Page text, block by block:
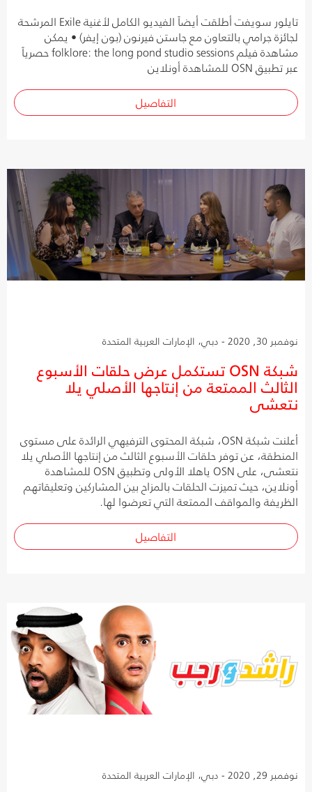
تايلور سويفت أطلقت أيضاً الفيديو الكامل لأغنية Exile المرشحة
لجائزة جرامي بالتعاون مع جاستن فيرنون (بون إيفر) • يمكن
مشاهدة فيلم folklore: the long pond studio sessions حصرياً
عبر تطبيق OSN للمشاهدة أونلاين
التفاصيل
نوفمبر 30, 2020 - دبي، الإمارات العربية المتحدة
شبكة OSN تستكمل عرض حلقات الأسبوع
الثالث الممتعة من إنتاجها الأصلي يلا
نتعشى
أعلنت شبكة OSN، شبكة المحتوى الترفيهي الرائدة على مستوى
المنطقة، عن توفر حلقات الأسبوع الثالث من إنتاجها الأصلي يلا
نتعشى، على OSN ياهلا الأولى وتطبيق OSN للمشاهدة
أونلاين، حيث تميزت الحلقات بالمزاح بين المشاركين وتعليقاتهم
الظريفة والمواقف الممتعة التي تعرضوا لها.
التفاصيل
نوفمبر 29, 2020 - دبي، الإمارات العربية المتحدة